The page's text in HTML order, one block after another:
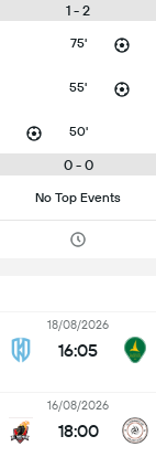
1 - 2
75'
55'
50'
0 - 0
No Top Events
18/08/2026
16:05
16/08/2026
18:00